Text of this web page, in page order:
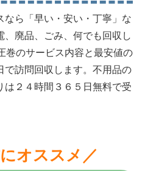
ら「早い・安い・丁寧」な
廃品、ごみ、何でも回収し
巻のサービス内容と最安値の
で訪問回収します。不用品の
２４時間３６５日無料で受
オススメ／